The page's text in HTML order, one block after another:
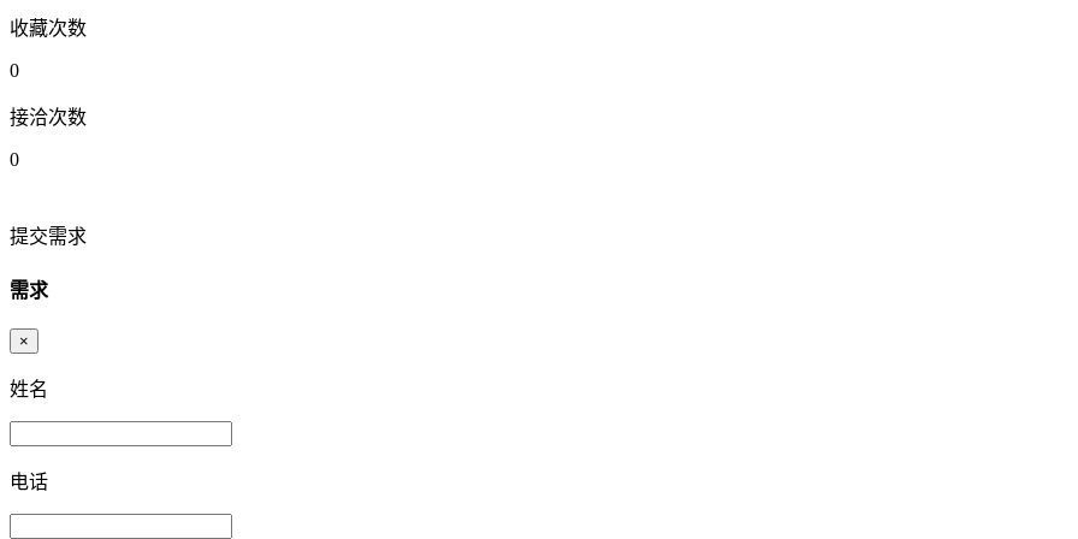
收藏次数
0
接洽次数
0
提交需求
需求
×
姓名
电话